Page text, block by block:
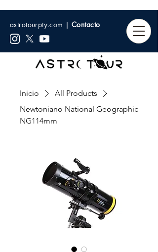
astrotourpty.com | Contacto
Inicio
All Products
Newtoniano National Geographic
NG114mm